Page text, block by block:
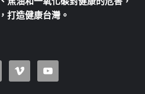
打造健康台灣。